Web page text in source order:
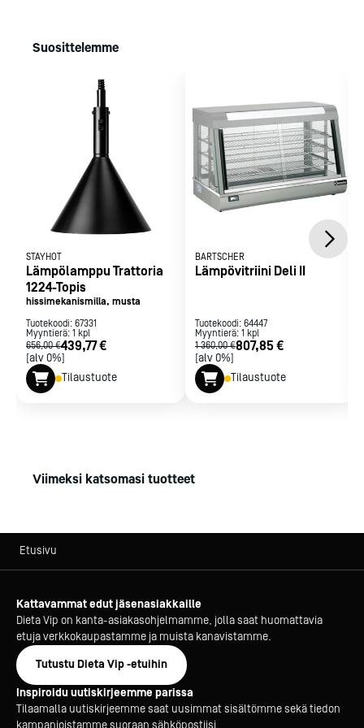
Sähköliitäntä: 230/50/1 0,25 kW (lämpölamppu 0,25 kW)
Sähköliitäntä
Suosittelemme
STAYHOT
Lämpölamppu Trattoria
1224-Topis
hissimekanismilla, musta
Tuotekoodi: 67331
Myyntierä: 1 kpl
656,00 €439,77 €
[alv 0%]
Tilaustuote
BARTSCHER
Lämpövitriini Deli II
Tuotekoodi: 64447
Myyntierä: 1 kpl
1 360,00 €807,85 €
[alv 0%]
Tilaustuote
Viimeksi katsomasi tuotteet
Etusivu
Kattavammat edut jäsenasiakkaille
Dieta Vip on kanta-asiakasohjelmamme, jolla saat huomattavia
etuja verkkokaupastamme ja muista kanavistamme.
Tutustu Dieta Vip -etuihin
Inspiroidu uutiskirjeemme parissa
Tilaamalla uutiskirjeemme saat uusimmat sisältömme sekä tiedon
kampanjoistamme suoraan sähköpostiisi.